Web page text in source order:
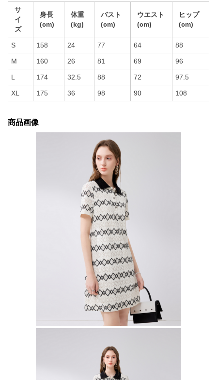
サ
イ
ズ
身長
(cm)
体重
(kg)
バスト
(cm)
ウエスト
(cm)
ヒップ
(cm)
S 158 24 77 64 88
M 160 26 81 69 96
L 174 32.5 88 72 97.5
XL 175 36 98 90 108
商品画像